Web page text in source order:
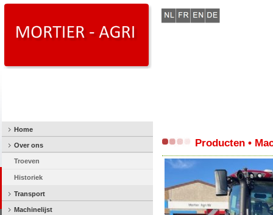
Home
Over ons
Troeven
Historiek
Transport
Machinelijst
Producten •